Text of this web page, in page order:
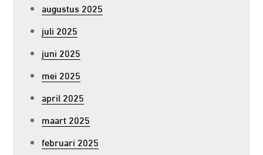
augustus 2025
juli 2025
juni 2025
mei 2025
april 2025
maart 2025
februari 2025